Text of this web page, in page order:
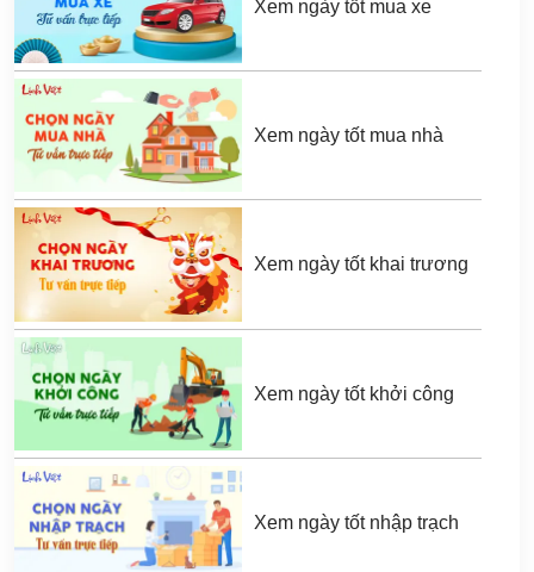
Xem ngày tốt mua xe
Xem ngày tốt mua nhà
Xem ngày tốt khai trương
Xem ngày tốt khởi công
Xem ngày tốt nhập trạch